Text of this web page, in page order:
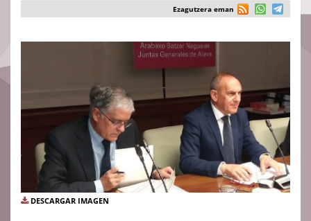
Ezagutzera eman
DESCARGAR IMAGEN